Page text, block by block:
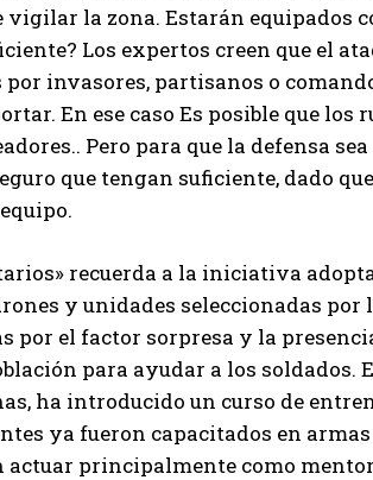
vigilar la zona. Estarán
Los expertos creen que el
invasores, partisanos o
En ese caso Es posible que los
. Pero para que la defensa
que tengan suficiente, dado
recuerda a la iniciativa
y unidades seleccionadas
el factor sorpresa y la
para ayudar a los soldados.
ha introducido un curso de
ya fueron capacitados en
actuar principalmente como